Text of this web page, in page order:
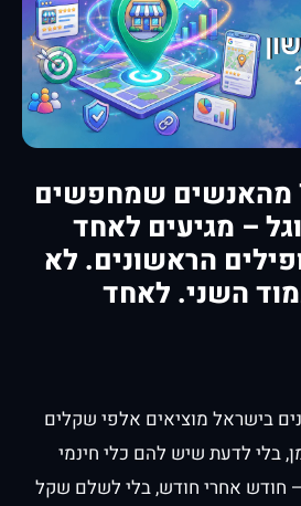
הידעתם? 72% מהאנשים שמחפשים
– מגיעים לאחד
הראשונים. לא
השני. לאחד
בישראל מוציאים אלפי שקלים
בלי לדעת שיש להם כלי חינמי
– חודש אחרי חודש, בלי לשלם שקל